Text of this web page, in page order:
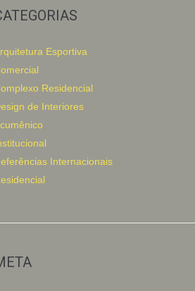
Esportiva
Residencial
de Interiores
Internacionais